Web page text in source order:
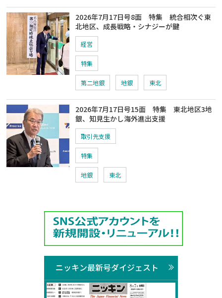
2026年7月17日号8面 特集 統合相次ぐ東
北地区、成長戦略・シナジーが鍵
経営
特集
第二地銀 地銀 東北
2026年7月17日号15面 特集 東北地区3地
銀、知見生かし海外進出支援
取引先支援
特集
地銀 東北
ニッキン最新号ダイジェスト